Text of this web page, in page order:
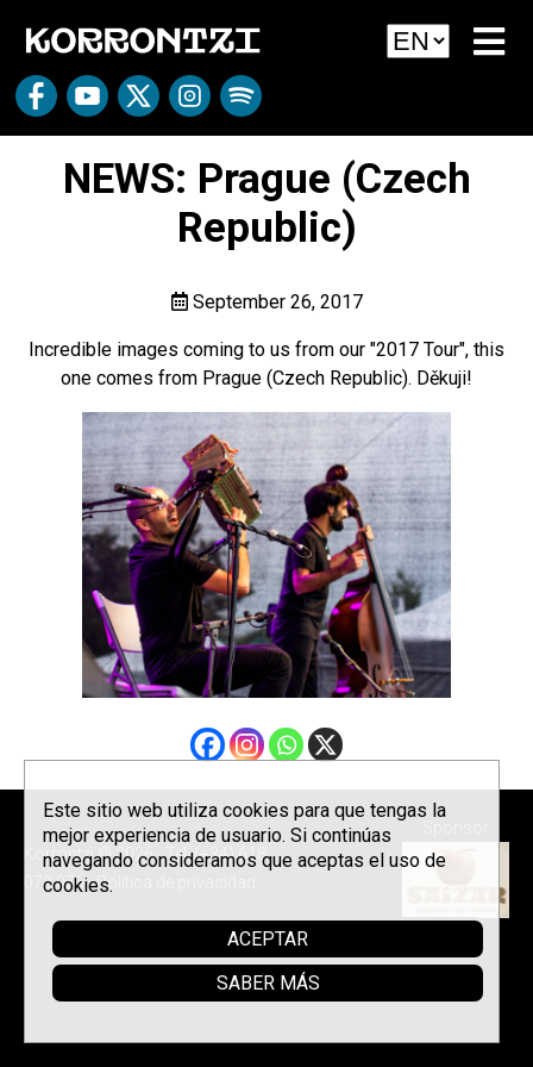
NEWS: Prague (Czech
Republic)
September 26, 2017
Incredible images coming to us from our "2017 Tour", this
one comes from Prague (Czech Republic). Děkuji!
Korrontzi © 2026 - Tel. (+34) 618
072 076 -Política de privacidad
Este sitio web utiliza cookies para que tengas la
mejor experiencia de usuario. Si continúas
navegando consideramos que aceptas el uso de
cookies.
ACEPTAR
SABER MÁS